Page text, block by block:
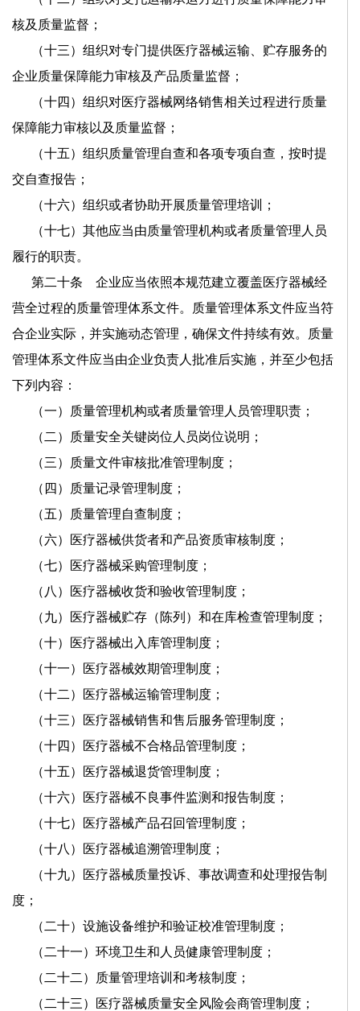
核及质量监督；
（十三）组织对专门提供医疗器械运输、贮存服务的
企业质量保障能力审核及产品质量监督；
（十四）组织对医疗器械网络销售相关过程进行质量
保障能力审核以及质量监督；
（十五）组织质量管理自查和各项专项自查，按时提
交自查报告；
（十六）组织或者协助开展质量管理培训；
（十七）其他应当由质量管理机构或者质量管理人员
履行的职责。
第二十条 企业应当依照本规范建立覆盖医疗器械经
营全过程的质量管理体系文件。质量管理体系文件应当符
合企业实际，并实施动态管理，确保文件持续有效。质量
管理体系文件应当由企业负责人批准后实施，并至少包括
下列内容：
（一）质量管理机构或者质量管理人员管理职责；
（二）质量安全关键岗位人员岗位说明；
（三）质量文件审核批准管理制度；
（四）质量记录管理制度；
（五）质量管理自查制度；
（六）医疗器械供货者和产品资质审核制度；
（七）医疗器械采购管理制度；
（八）医疗器械收货和验收管理制度；
（九）医疗器械贮存（陈列）和在库检查管理制度；
（十）医疗器械出入库管理制度；
（十一）医疗器械效期管理制度；
（十二）医疗器械运输管理制度；
（十三）医疗器械销售和售后服务管理制度；
（十四）医疗器械不合格品管理制度；
（十五）医疗器械退货管理制度；
（十六）医疗器械不良事件监测和报告制度；
（十七）医疗器械产品召回管理制度；
（十八）医疗器械追溯管理制度；
（十九）医疗器械质量投诉、事故调查和处理报告制
度；
（二十）设施设备维护和验证校准管理制度；
（二十一）环境卫生和人员健康管理制度；
（二十二）质量管理培训和考核制度；
（二十三）医疗器械质量安全风险会商管理制度；